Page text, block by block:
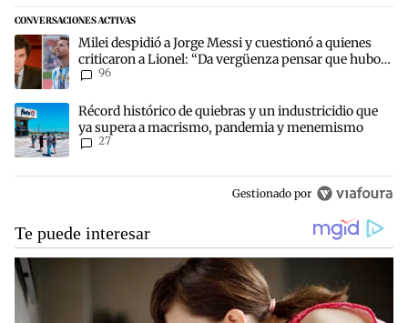
CONVERSACIONES ACTIVAS
Este listado muestra los artículos con más comentarios en los
Un artículo de tendencia con el título "Milei despidió a Jorge
Milei despidió a Jorge Messi y cuestionó a quienes
criticaron a Lionel: “Da vergüenza pensar que hubo
anti-Messi”
96
Un artículo de tendencia con el título "Récord histórico de
Récord histórico de quiebras y un industricidio que
ya supera a macrismo, pandemia y menemismo
27
Gestionado por